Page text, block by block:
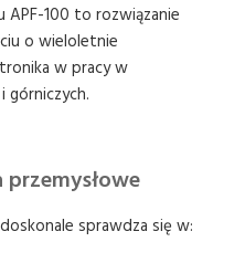
100 to rozwiązanie
o wieloletnie
w pracy w
górniczych.
sprawdza się w: